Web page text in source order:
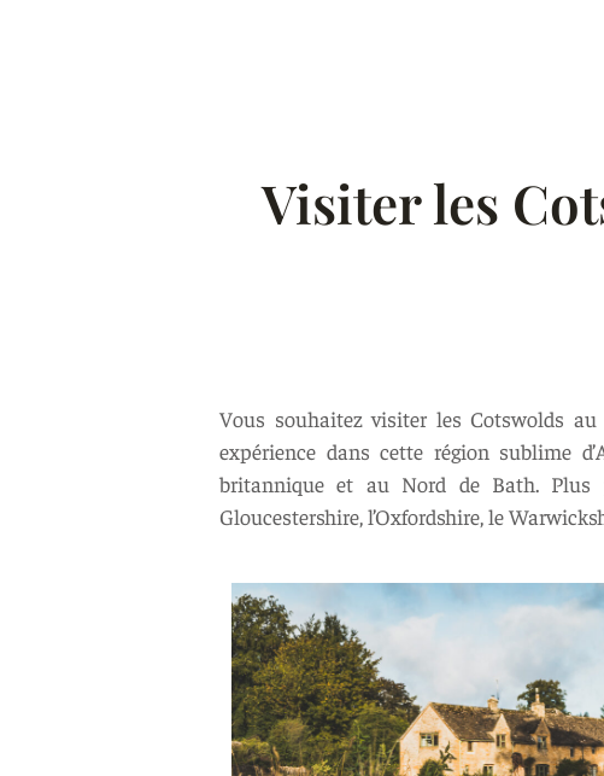
Visiter les
Vous souhaitez visiter les Cotswolds
expérience dans cette région sublime
britannique et au Nord de Bath. Plus
Gloucestershire, l’Oxfordshire, le